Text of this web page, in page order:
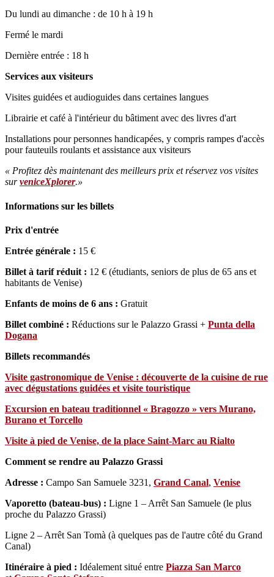
Du lundi au dimanche : de 10 h à 19 h
Fermé le mardi
Dernière entrée : 18 h
Services aux visiteurs
Visites guidées et audioguides dans certaines langues
Librairie et café à l'intérieur du bâtiment avec des livres d'art
Installations pour personnes handicapées, y compris rampes d'accès
pour fauteuils roulants et assistance aux visiteurs
« Profitez dès maintenant des meilleurs prix et réservez vos visites
surveniceXplorer.»
Informations sur les billets
Prix d'entrée
Entrée générale : 15 €
Billet à tarif réduit : 12 € (étudiants, seniors de plus de 65 ans et
habitants de Venise)
Enfants de moins de 6 ans : Gratuit
Billet combiné : Réductions sur le Palazzo Grassi + Punta della
Dogana
Billets recommandés
Visite gastronomique de Venise : découverte de la cuisine de rue
avec dégustations guidées et visite touristique
Excursion en bateau traditionnel « Bragozzo » vers Murano,
Burano et Torcello
Visite à pied de Venise, de la place Saint-Marc au Rialto
Comment se rendre au Palazzo Grassi
Adresse : Campo San Samuele 3231, Grand Canal, Venise
Vaporetto (bateau-bus) : Ligne 1 – Arrêt San Samuele (le plus
proche du Palazzo Grassi)
Ligne 2 – Arrêt San Tomà (à quelques pas de l'autre côté du Grand
Canal)
Itinéraire à pied : Idéalement situé entre Piazza San Marco